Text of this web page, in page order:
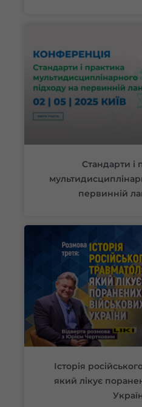
Стандарти і
первинній
Історія
який лікує